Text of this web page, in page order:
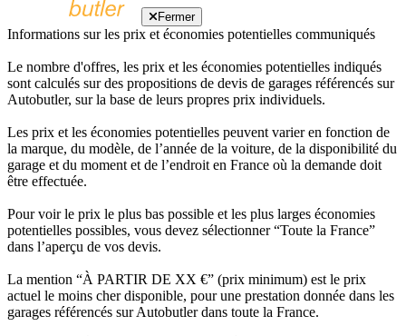
Fermer
Informations sur les prix et économies potentielles communiqués
Le nombre d'offres, les prix et les économies potentielles indiqués
sont calculés sur des propositions de devis de garages référencés sur
Autobutler, sur la base de leurs propres prix individuels.
Les prix et les économies potentielles peuvent varier en fonction de
la marque, du modèle, de l’année de la voiture, de la disponibilité du
garage et du moment et de l’endroit en France où la demande doit
être effectuée.
Pour voir le prix le plus bas possible et les plus larges économies
potentielles possibles, vous devez sélectionner “Toute la France”
dans l’aperçu de vos devis.
La mention “À PARTIR DE XX €” (prix minimum) est le prix
actuel le moins cher disponible, pour une prestation donnée dans les
garages référencés sur Autobutler dans toute la France.